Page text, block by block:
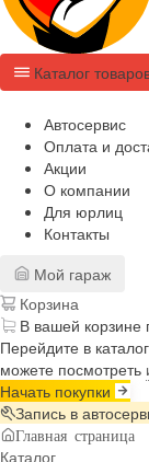
Каталог
Автосервис
Оплата и
Акции
О компании
Для юрлиц
Контакты
Мой гараж
Корзина
В вашей корзине
Перейдите в
можете посмотреть
Начать покупки
Запись в
Главная страница
Каталог